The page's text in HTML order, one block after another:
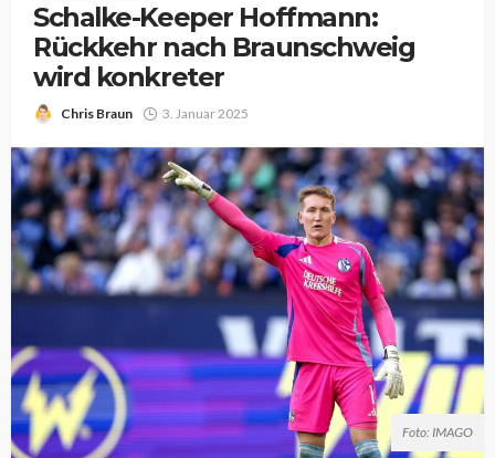
Schalke-Keeper Hoffmann:
Rückkehr nach Braunschweig
wird konkreter
Chris Braun 3. Januar 2025
Foto: IMAGO